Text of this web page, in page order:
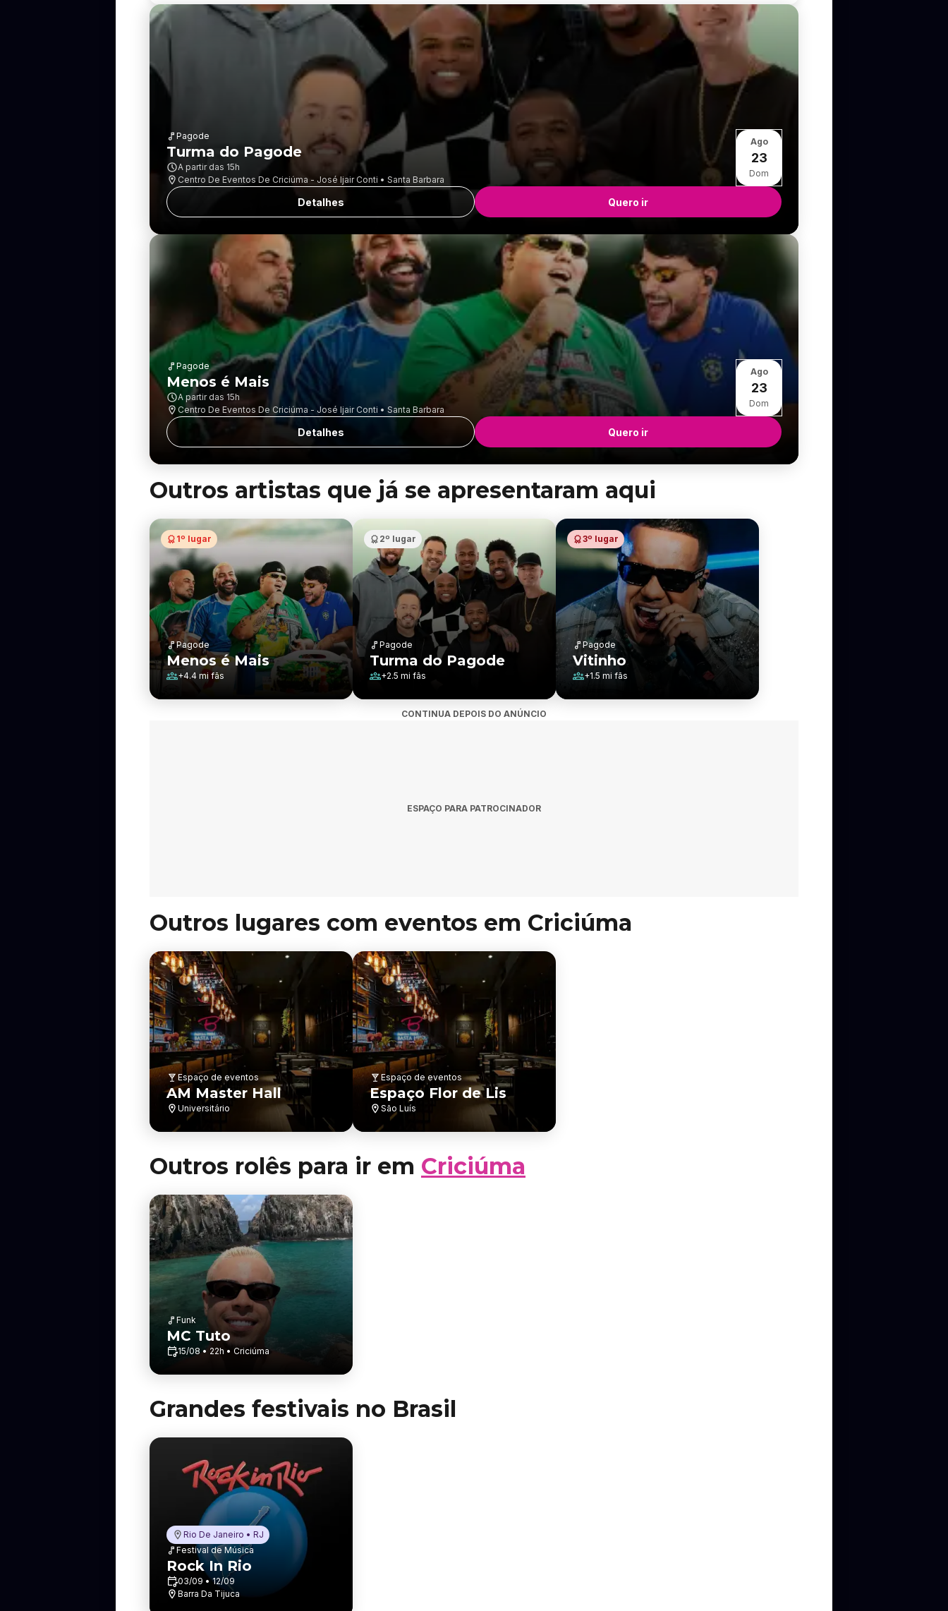
Pagode
Turma do Pagode
A partir das 15h
Centro De Eventos De Criciúma - José Ijair Conti • Santa Barbara
Ago
23
Dom
Detalhes Quero ir
Pagode
Menos é Mais
A partir das 15h
Centro De Eventos De Criciúma - José Ijair Conti • Santa Barbara
Ago
23
Dom
Detalhes Quero ir
Outros artistas que já se apresentaram aqui
1º lugar
Pagode
Menos é Mais
+4.4 mi fãs
2º lugar
Pagode
Turma do Pagode
+2.5 mi fãs
3º lugar
Pagode
Vitinho
+1.5 mi fãs
CONTINUA DEPOIS DO ANÚNCIO
ESPAÇO PARA PATROCINADOR
Outros lugares com eventos em Criciúma
Espaço de eventos
AM Master Hall
Universitário
Espaço de eventos
Espaço Flor de Lis
São Luís
Outros rolês para ir em Criciúma
Funk
MC Tuto
15/08 • 22h • Criciúma
Grandes festivais no Brasil
Rio De Janeiro • RJ
Festival de Música
Rock In Rio
03/09 • 12/09
Barra Da Tijuca